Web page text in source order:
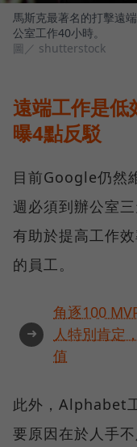
馬斯克最著名的打擊遠
公室工作40小時。
圖／ shutterstock
遠端工作是
曝4點反駁
目前Google仍然
週必須到辦公室
有助於提高工作
的員工。
➜
角逐100
人特別肯定
值
此外，Alphabet
要原因在於人手